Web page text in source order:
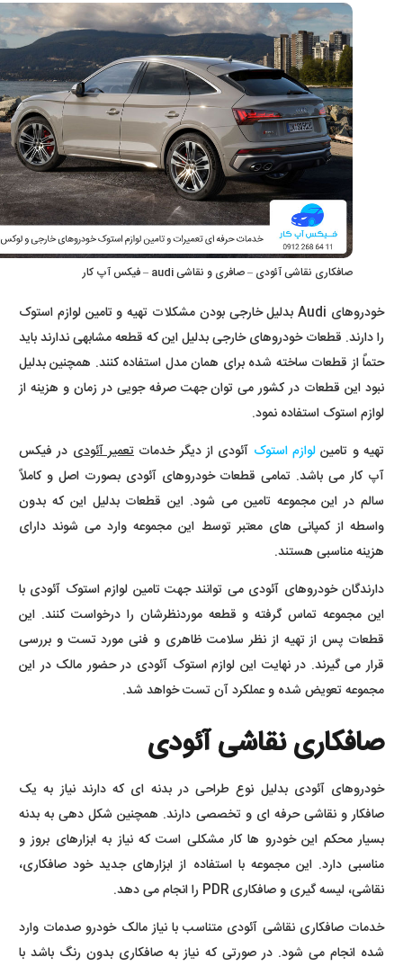
صافکاری نقاشی آئودی – صافری و نقاشی audi – فیکس آپ کار
خودروهای Audi بدلیل خارجی بودن مشکلات تهیه و تامین لوازم استوک
را دارند. قطعات خودروهای خارجی بدلیل این که قطعه مشابهی ندارند باید
حتماً از قطعات ساخته شده برای همان مدل استفاده کنند. همچنین بدلیل
نبود این قطعات در کشور می توان جهت صرفه جویی در زمان و هزینه از
لوازم استوک استفاده نمود.
تهیه و تامین لوازم استوک آئودی از دیگر خدمات تعمیر آئودی در فیکس
آپ کار می باشد. تمامی قطعات خودروهای آئودی بصورت اصل و کاملاً
سالم در این مجموعه تامین می شود. این قطعات بدلیل این که بدون
واسطه از کمپانی های معتبر توسط این مجموعه وارد می شوند دارای
هزینه مناسبی هستند.
دارندگان خودروهای آئودی می توانند جهت تامین لوازم استوک آئودی با
این مجموعه تماس گرفته و قطعه موردنظرشان را درخواست کنند. این
قطعات پس از تهیه از نظر سلامت ظاهری و فنی مورد تست و بررسی
قرار می گیرند. در نهایت این لوازم استوک آئودی در حضور مالک در این
مجموعه تعویض شده و عملکرد آن تست خواهد شد.
صافکاری نقاشی آئودی
خودروهای آئودی بدلیل نوع طراحی در بدنه ای که دارند نیاز به یک
صافکار و نقاشی حرفه ای و تخصصی دارند. همچنین شکل دهی به بدنه
بسیار محکم این خودرو ها کار مشکلی است که نیاز به ابزارهای بروز و
مناسبی دارد. این مجموعه با استفاده از ابزارهای جدید خود صافکاری،
نقاشی، لیسه گیری و صافکاری PDR را انجام می دهد.
خدمات صافکاری نقاشی آئودی متناسب با نیاز مالک خودرو صدمات وارد
شده انجام می شود. در صورتی که نیاز به صافکاری بدون رنگ باشد با